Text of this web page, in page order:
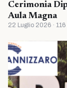
Cerimonia
Aula Magna
22 Luglio 2026 · 116